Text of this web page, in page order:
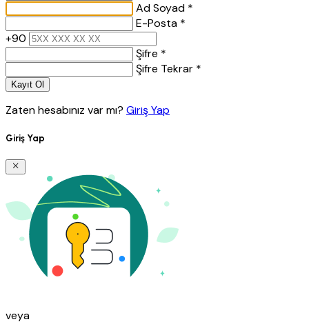
Ad Soyad *
E-Posta *
+90
Şifre *
Şifre Tekrar *
Kayıt Ol
Zaten hesabınız var mı? Giriş Yap
Giriş Yap
veya